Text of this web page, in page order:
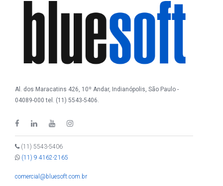
Al. dos Maracatins 426, 10º Andar, Indianópolis, São Paulo -
04089-000 tel. (11) 5543-5406.
(11) 5543-5406
(11) 9 4162-2165
comercial@bluesoft.com.br